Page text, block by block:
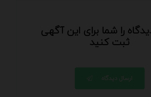
را شما برای این آگهی
ثبت کنید
ارسال دیدگاه